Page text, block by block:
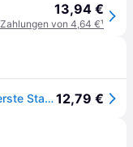
13,94 €
von 4,64 €¹
Einhell Fugenreiniger-Zubehör Ersatzbuerste Stahl GC-EG 1410 342410012,79 €